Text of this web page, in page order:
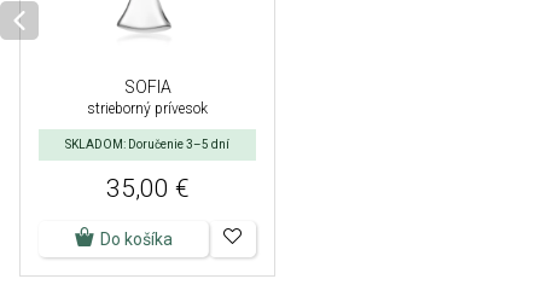
SOFIA
strieborný prívesok
SKLADOM: Doručenie 3–5 dní
35,00 €
Do košíka